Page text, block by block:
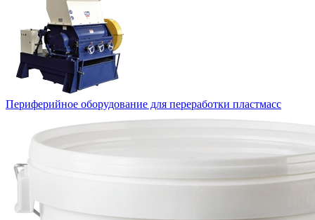
Периферийное оборудование для переработки пластмасс